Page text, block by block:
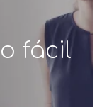
fácil